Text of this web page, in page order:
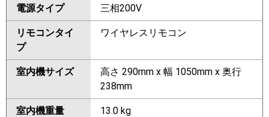
電源タイプ 三相200V
リモコンタイ
プ
ワイヤレスリモコン
室内機サイズ
高さ 290mm x 幅 1050mm x 奥行
238mm
室内機重量 13.0 kg